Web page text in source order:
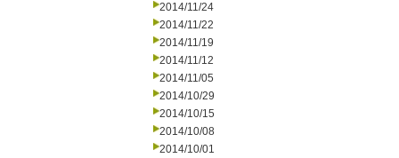
2014/11/24
2014/11/22
2014/11/19
2014/11/12
2014/11/05
2014/10/29
2014/10/15
2014/10/08
2014/10/01